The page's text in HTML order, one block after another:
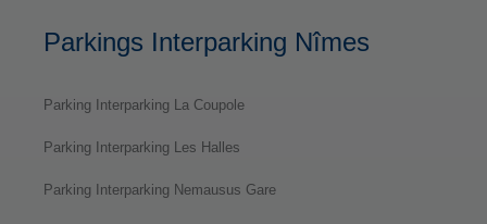
Parkings Interparking Nîmes
Parking Interparking La Coupole
Parking Interparking Les Halles
Parking Interparking Nemausus Gare